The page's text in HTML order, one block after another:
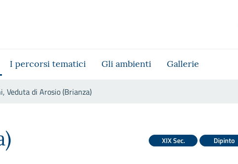
I percorsi tematici Gli ambienti Gallerie
Veduta di Arosio (Brianza)
XIX Sec. Dipinto